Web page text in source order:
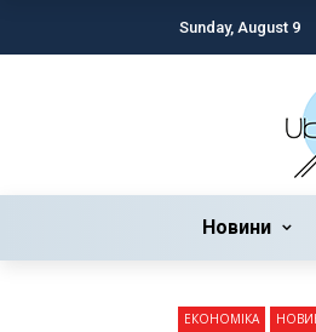
Sunday, August 9
Новини
ЕКОНОМІКА